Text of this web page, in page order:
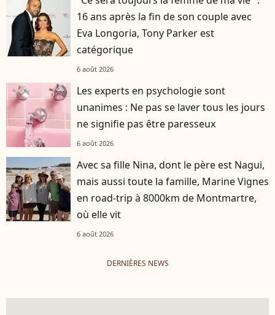
16 ans après la fin de son couple avec
Eva Longoria, Tony Parker est
catégorique
6 août 2026
Les experts en psychologie sont
unanimes : Ne pas se laver tous les jours
ne signifie pas être paresseux
6 août 2026
Avec sa fille Nina, dont le père est Nagui,
mais aussi toute la famille, Marine Vignes
en road-trip à 8000km de Montmartre,
où elle vit
6 août 2026
DERNIÈRES NEWS